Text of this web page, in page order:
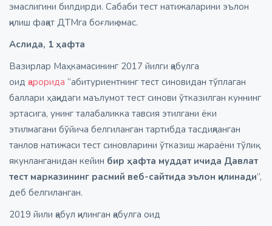
эмаслигини билдирди. Сабаби тест натижаларини эълон
қилиш фақат ДТМга боғлиқ эмас.
Аслида, 1 ҳафта
Вазирлар Маҳкамасининг 2017 йилги қабулга
оид қарорида “абитуриентнинг тест синовидан тўплаган
баллари ҳақидаги маълумот тест синови ўтказилган куннинг
эртасига, унинг талабаликка тавсия этилгани ёки
этилмагани бўйича белгиланган тартибда тасдиқланган
танлов натижаси тест синовларини ўтказиш жараёни тўлиқ
якунланганидан кейин бир ҳафта муддат ичида Давлат
тест марказининг расмий веб-сайтида эълон қилинади”,
деб белгиланган.
2019 йили қабул қилинган қабулга оид